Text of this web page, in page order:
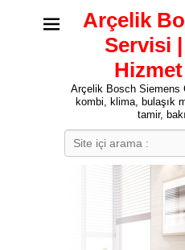
Arçelik
Servisi
Arçelik Bosch Siemens
kombi, klima, bulaşık
tamir,